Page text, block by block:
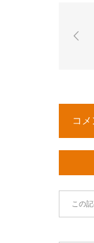
コメ
この